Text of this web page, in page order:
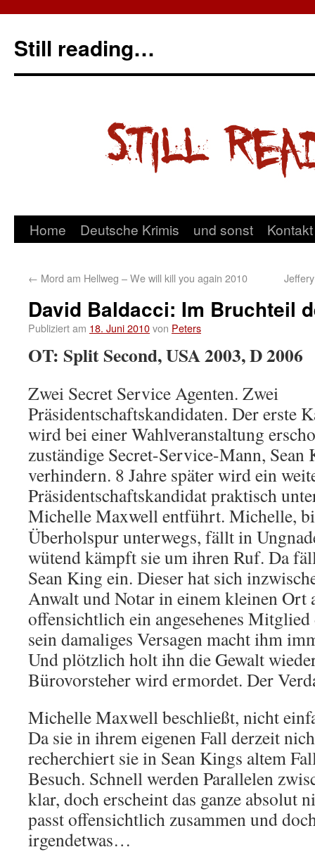
Still reading…
Home Deutsche Krimis und sonst Kontakt
← Mord am Hellweg – We will kill you again 2010
David Baldacci: Im Bruchteil
Publiziert am 18. Juni 2010von Peters
OT: Split Second, USA 2003, D 2006
Zwei Secret Service Agenten. Zwei
Präsidentschaftskandidaten. Der erste
wird bei einer Wahlveranstaltung
zuständige Secret-Service-Mann, Sean
verhindern. 8 Jahre später wird ein
Präsidentschaftskandidat praktisch
Michelle Maxwell entführt. Michelle,
Überholspur unterwegs, fällt in
wütend kämpft sie um ihren Ruf. Da
Sean King ein. Dieser hat sich
Anwalt und Notar in einem kleinen Ort
offensichtlich ein angesehenes
sein damaliges Versagen macht ihm
Und plötzlich holt ihn die Gewalt
Bürovorsteher wird ermordet. Der
Michelle Maxwell beschließt, nicht
Da sie in ihrem eigenen Fall derzeit
recherchiert sie in Sean Kings altem
Besuch. Schnell werden Parallelen
klar, doch erscheint das ganze absolut
passt offensichtlich zusammen und
irgendetwas…